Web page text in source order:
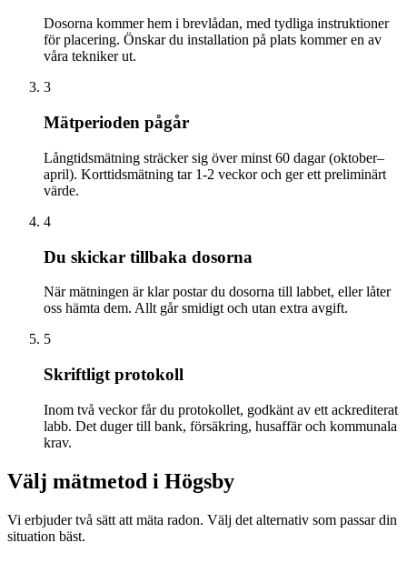
Dosorna kommer hem i brevlådan, med tydliga instruktioner
för placering. Önskar du installation på plats kommer en av
våra tekniker ut.
3
Mätperioden pågår
Långtidsmätning sträcker sig över minst 60 dagar (oktober–
april). Korttidsmätning tar 1-2 veckor och ger ett preliminärt
värde.
4
Du skickar tillbaka dosorna
När mätningen är klar postar du dosorna till labbet, eller låter
oss hämta dem. Allt går smidigt och utan extra avgift.
5
Skriftligt protokoll
Inom två veckor får du protokollet, godkänt av ett ackrediterat
labb. Det duger till bank, försäkring, husaffär och kommunala
krav.
Välj mätmetod i Högsby
Vi erbjuder två sätt att mäta radon. Välj det alternativ som passar din
situation bäst.